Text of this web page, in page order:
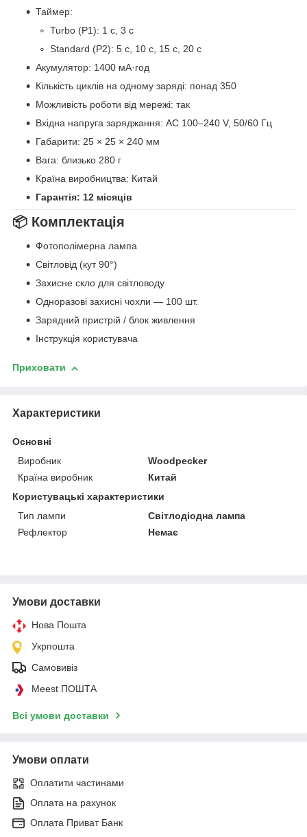
Таймер:
Turbo (P1): 1 с, 3 с
Standard (P2): 5 с, 10 с, 15 с, 20 с
Акумулятор: 1400 мА·год
Кількість циклів на одному заряді: понад 350
Можливість роботи від мережі: так
Вхідна напруга заряджання: AC 100–240 V, 50/60 Гц
Габарити: 25 × 25 × 240 мм
Вага: близько 280 г
Країна виробництва: Китай
Гарантія: 12 місяців
📦 Комплектація
Фотополімерна лампа
Світловід (кут 90°)
Захисне скло для світловоду
Одноразові захисні чохли — 100 шт.
Зарядний пристрій / блок живлення
Інструкція користувача
Приховати
Характеристики
Основні
Виробник
Woodpecker
Країна виробник
Китай
Користувацькі характеристики
Тип лампи
Світлодіодна лампа
Рефлектор
Немає
Умови доставки
Нова Пошта
Укрпошта
Самовивіз
Meest ПОШТА
Всі умови доставки
Умови оплати
Оплатити частинами
Оплата на рахунок
Оплата Приват Банк